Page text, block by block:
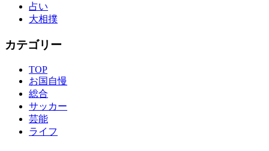
占い
大相撲
カテゴリー
TOP
お国自慢
総合
サッカー
芸能
ライフ